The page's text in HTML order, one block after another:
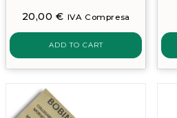
20,00€ IVA Compresa
ADD TO CART